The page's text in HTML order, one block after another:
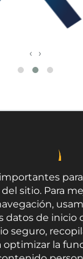
‹ ›
sitio. Para
datos de inicio
seguro,
optimizar la